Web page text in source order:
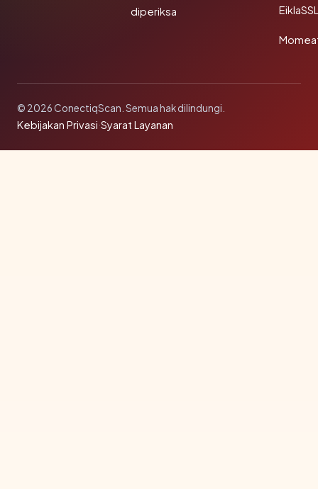
diperiksa
© 2026 ConectiqScan. Semua hak dilindungi.
Kebijakan Privasi·Syarat Layanan